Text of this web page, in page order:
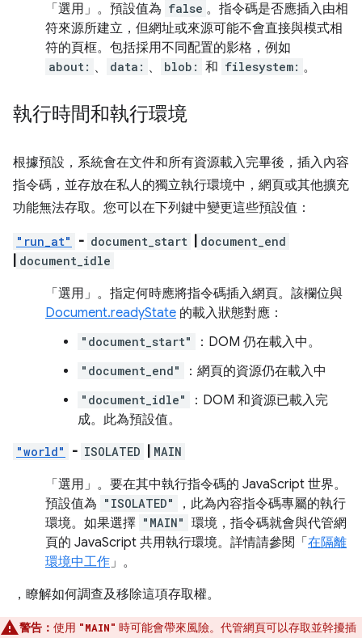
「選用」 。預設值為 false 。指令碼是否應插入由相
符來源所建立，但網址或來源可能不會直接與模式相
符的頁框。包括採用不同配置的影格，例如
about: 、 data: 、 blob: 和 filesystem: 。
執行時間和執行環境
根據預設，系統會在文件和所有資源載入完畢後，插入內容
指令碼，並存放在私人的獨立執行環境中，網頁或其他擴充
功能無法存取。您可以在下列鍵中變更這些預設值：
"run_at" - document_start document_end
document_idle
「選用」 。指定何時應將指令碼插入網頁。該欄位與
Document.readyState 的載入狀態對應：
"document_start" ：DOM 仍在載入中。
"document_end" ：網頁的資源仍在載入中
"document_idle"
：DOM 和資源已載入完
成。此為預設值。
"world" - ISOLATED MAIN
「選用」 。要在其中執行指令碼的 JavaScript 世界。
預設值為 "ISOLATED"
，此為內容指令碼專屬的執行
環境。如果選擇 "MAIN" 環境，指令碼就會與代管網
頁的 JavaScript 共用執行環境。詳情請參閱「 在隔離
環境中工作」。
，瞭解如何調查及移除這項存取權。
警告： 使用 "MAIN" 時可能會帶來風險。代管網頁可以存取並幹擾插